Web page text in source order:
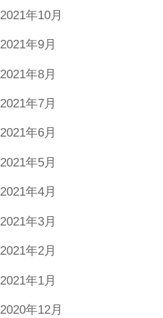
2021年10月
2021年9月
2021年8月
2021年7月
2021年6月
2021年5月
2021年4月
2021年3月
2021年2月
2021年1月
2020年12月